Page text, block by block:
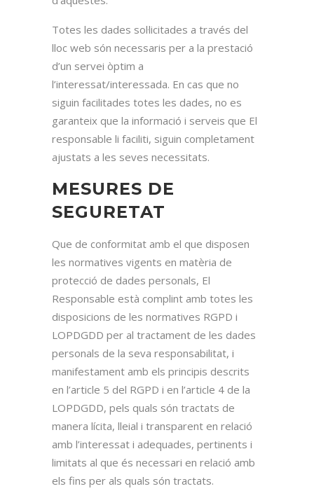
Totes les dades sol·licitades a través del
lloc web són necessaris per a la prestació
d’un servei òptim a
l’interessat/interessada. En cas que no
siguin facilitades totes les dades, no es
garanteix que la informació i serveis que El
responsable li faciliti, siguin completament
ajustats a les seves necessitats.
MESURES DE
SEGURETAT
Que de conformitat amb el que disposen
les normatives vigents en matèria de
protecció de dades personals, El
Responsable està complint amb totes les
disposicions de les normatives RGPD i
LOPDGDD per al tractament de les dades
personals de la seva responsabilitat, i
manifestament amb els principis descrits
en l’article 5 del RGPD i en l’article 4 de la
LOPDGDD, pels quals són tractats de
manera lícita, lleial i transparent en relació
amb l’interessat i adequades, pertinents i
limitats al que és necessari en relació amb
els fins per als quals són tractats.